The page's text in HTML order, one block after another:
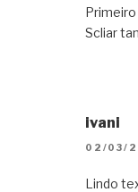
Scliar
ivani
02/03/
Lindo